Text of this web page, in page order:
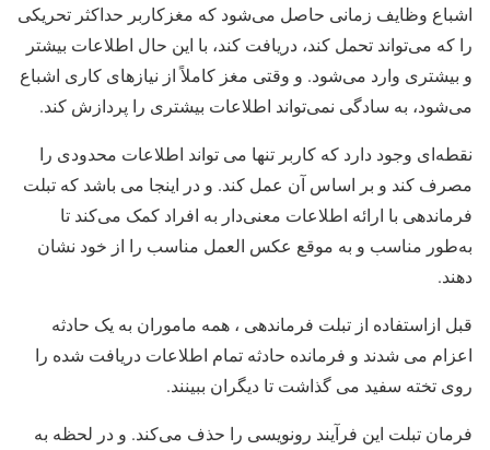
اشباع وظایف زمانی حاصل می‌شود که مغزکاربر حداکثر تحریکی
را که می‌تواند تحمل کند، دریافت کند، با این حال اطلاعات بیشتر
و بیشتری وارد می‌شود. و وقتی مغز کاملاً از نیازهای کاری اشباع
می‌شود، به سادگی نمی‌تواند اطلاعات بیشتری را پردازش کند.
نقطه‌ای وجود دارد که کاربر تنها می تواند اطلاعات محدودی را
مصرف کند و بر اساس آن عمل کند. و در اینجا می باشد که تبلت
فرماندهی با ارائه اطلاعات معنی‌دار به افراد کمک می‌کند تا
به‌طور مناسب و به موقع عکس العمل مناسب را از خود نشان
دهند.
قبل ازاستفاده از تبلت فرماندهی ، همه ماموران به یک حادثه
اعزام می شدند و فرمانده حادثه تمام اطلاعات دریافت شده را
روی تخته سفید می گذاشت تا دیگران ببینند.
فرمان تبلت این فرآیند رونویسی را حذف می‌کند. و در لحظه به